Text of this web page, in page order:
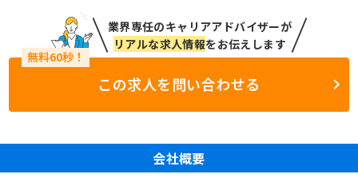
業界専任のキャリアアドバイザーが
リアルな求人情報をお伝えします
この求人を問い合わせる
会社概要